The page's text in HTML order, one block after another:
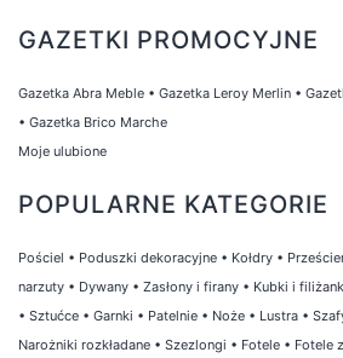
GAZETKI PROMOCYJNE
Gazetka Abra Meble • Gazetka Leroy Merlin •
• Gazetka Brico Marche
Moje ulubione
POPULARNE KATEGORIE
Pościel • Poduszki dekoracyjne • Kołdry •
narzuty • Dywany • Zasłony i firany • Kubki i
• Sztućce • Garnki • Patelnie • Noże • Lustra •
Narożniki rozkładane • Szezlongi • Fotele • Fotele